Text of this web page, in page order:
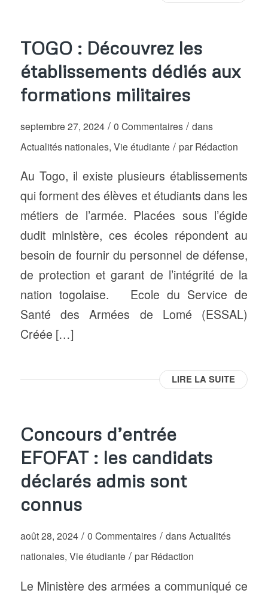
TOGO : Découvrez les
établissements dédiés aux
formations militaires
septembre 27, 2024 / 0 Commentaires / dans
Actualités nationales, Vie étudiante / par Rédaction
Au Togo, il existe plusieurs établissements
qui forment des élèves et étudiants dans les
métiers de l’armée. Placées sous l’égide
dudit ministère, ces écoles répondent au
besoin de fournir du personnel de défense,
de protection et garant de l’intégrité de la
nation togolaise. Ecole du Service de
Santé des Armées de Lomé (ESSAL)
Créée […]
LIRE LA SUITE
Concours d’entrée
EFOFAT : les candidats
déclarés admis sont
connus
août 28, 2024 / 0 Commentaires / dansActualités
nationales, Vie étudiante / par Rédaction
Le Ministère des armées a communiqué ce